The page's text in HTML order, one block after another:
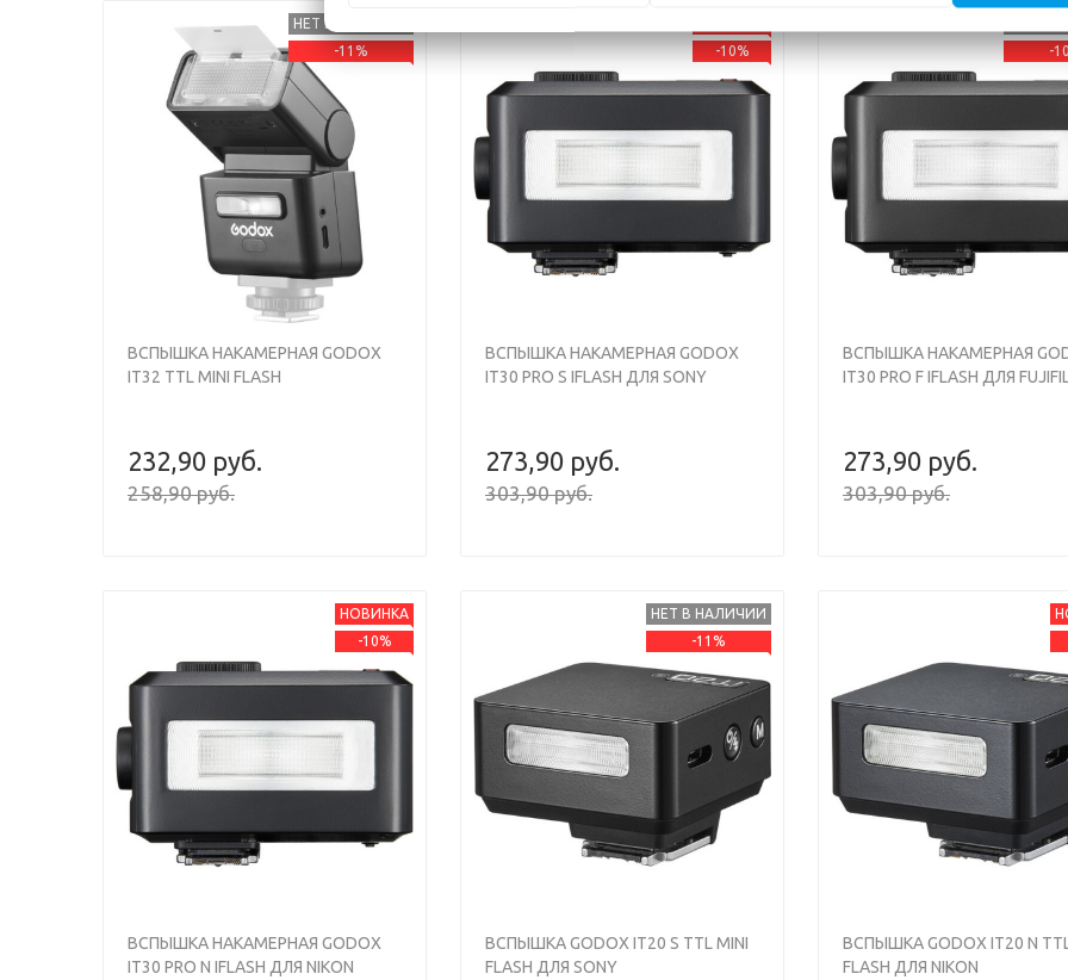
Next
НЕТ В НАЛИЧИИ
-11%
ВСПЫШКА НАКАМЕРНАЯ GODOX
IT32 TTL MINI FLASH
232,90 руб.
258,90 руб.
Previous Next
-10%
ВСПЫШКА НАКАМЕРНАЯ GODOX
IT30 PRO S IFLASH ДЛЯ SONY
273,90 руб.
303,90 руб.
Previous
-
ВСПЫШКА НАКАМЕРНАЯ
IT30 PRO F IFLASH ДЛЯ
273,90 руб.
303,90 руб.
Previous Next
НОВИНКА
-10%
ВСПЫШКА НАКАМЕРНАЯ GODOX
IT30 PRO N IFLASH ДЛЯ NIKON
Previous Next
НЕТ В НАЛИЧИИ
-11%
ВСПЫШКА GODOX IT20 S TTL MINI
FLASH ДЛЯ SONY
Previous
ВСПЫШКА GODOX IT20 N
FLASH ДЛЯ NIKON